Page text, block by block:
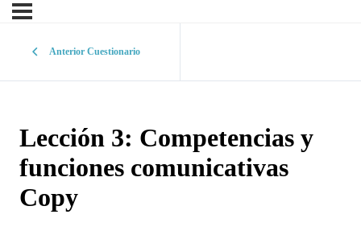
Anterior Cuestionario
Lección 3: Competencias y
funciones comunicativas
Copy